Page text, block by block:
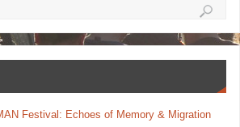
Festival: Echoes of Memory & Migration